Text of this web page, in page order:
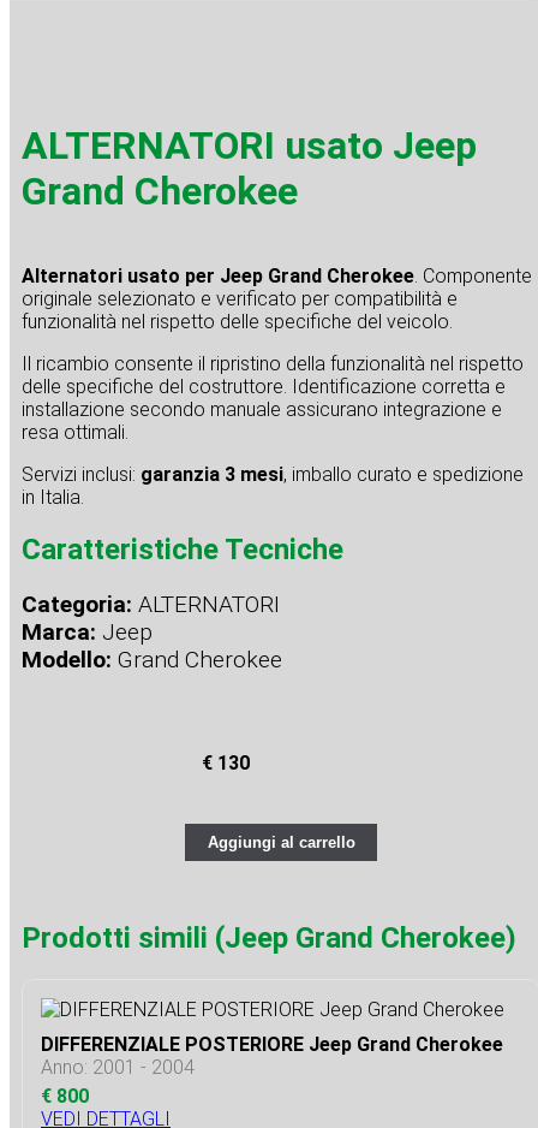
ALTERNATORI usato Jeep
Grand Cherokee
Alternatori usato per Jeep Grand Cherokee. Componente
originale selezionato e verificato per compatibilità e
funzionalità nel rispetto delle specifiche del veicolo.
Il ricambio consente il ripristino della funzionalità nel rispetto
delle specifiche del costruttore. Identificazione corretta e
installazione secondo manuale assicurano integrazione e
resa ottimali.
Servizi inclusi: garanzia 3 mesi, imballo curato e spedizione
in Italia.
Caratteristiche Tecniche
Categoria: ALTERNATORI
Marca: Jeep
Modello: Grand Cherokee
€ 130
Aggiungi al carrello
Prodotti simili (Jeep Grand Cherokee)
DIFFERENZIALE POSTERIORE Jeep Grand Cherokee
Anno: 2001 - 2004
€ 800
VEDI DETTAGLI